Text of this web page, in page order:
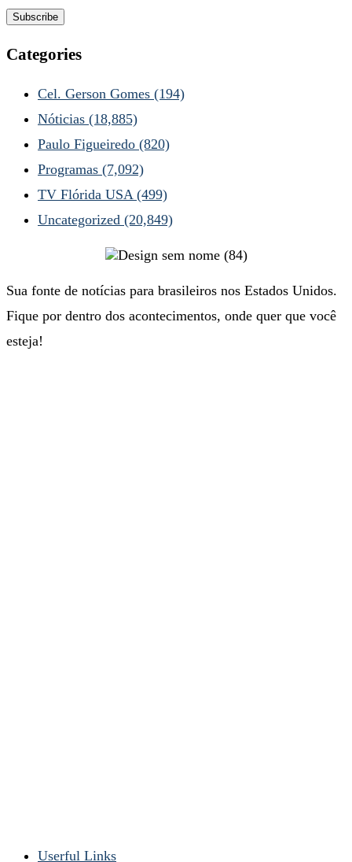
Categories
Cel. Gerson Gomes (194)
Nóticias (18,885)
Paulo Figueiredo (820)
Programas (7,092)
TV Flórida USA (499)
Uncategorized (20,849)
Sua fonte de notícias para brasileiros nos Estados Unidos.
Fique por dentro dos acontecimentos, onde quer que você
esteja!
Userful Links